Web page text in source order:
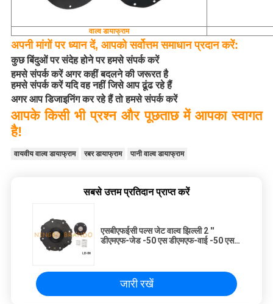
वाल्व डायाफ्राम
अपनी मांगों पर ध्यान दें, आपको सर्वोत्तम समाधान प्रदान करें:
कुछ बिंदुओं पर संदेह होने पर हमसे संपर्क करें
हमसे संपर्क करें अगर कहीं बदलने की जरूरत है
हमसे संपर्क करें यदि वह नहीं जिसे आप ढूंढ रहे हैं
अगर आप डिजाइनिंग कर रहे हैं तो हमसे संपर्क करें
आपके किसी भी प्रश्न और पूछताछ में आपका स्वागत
है!
वायवीय वाल्व डायाफ्राम रबर डायाफ्राम पानी वाल्व डायाफ्राम
सबसे उत्तम प्रतिदान प्राप्त करें
एसबीएफईसी पल्स जेट वाल्व झिल्ली 2 ''
डीएमएफ-जेड -50 एस डीएमएफ-वाई -50 एस
जारी रखें